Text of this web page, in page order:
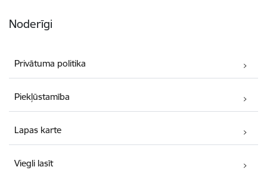
Noderīgi
Privātuma politika
Piekļūstamība
Lapas karte
Viegli lasīt